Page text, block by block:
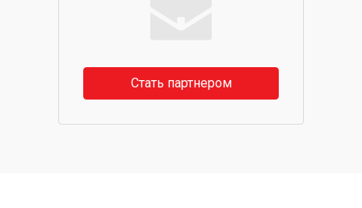
Стать партнером